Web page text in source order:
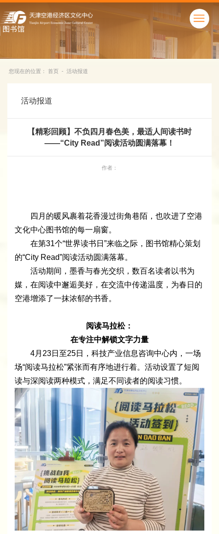
您现在的位置： 首页 - 活动报道
活动报道
【精彩回顾】不负四月春色美，最适人间读书时
——“City Read”阅读活动圆满落幕！
作者：
四月的暖风裹着花香漫过街角巷陌，也吹进了空港
文化中心图书馆的每一扇窗。
在第31个“世界读书日”来临之际，图书馆精心策划
的“City Read”阅读活动圆满落幕。
活动期间，墨香与春光交织，数百名读者以书为
媒，在阅读中邂逅美好，在交流中传递温度，为春日的
空港增添了一抹浓郁的书香。
阅读马拉松：
在专注中解锁文字力量
4月23日至25日，科技产业信息咨询中心内，一场
场“阅读马拉松”紧张而有序地进行着。活动设置了短阅
读与深阅读两种模式，满足不同读者的阅读习惯。